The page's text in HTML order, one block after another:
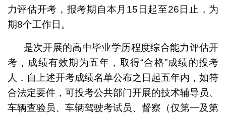
力评估开考，报考期自本月15日起至26日止，为
期8个工作日。
是次开展的高中毕业学历程度综合能力评估开
考，成绩有效期为五年，取得“合格”成绩的投考
人，自上述开考成绩名单公布之日起五年内，如符
合法定要件，可投考公共部门开展的技术辅导员、
车辆查验员、车辆驾驶考试员、督察（仅第一及第